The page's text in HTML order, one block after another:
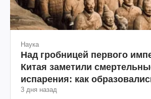
Наука
Над гробницей первого
Китая заметили
испарения: как
3 дня назад